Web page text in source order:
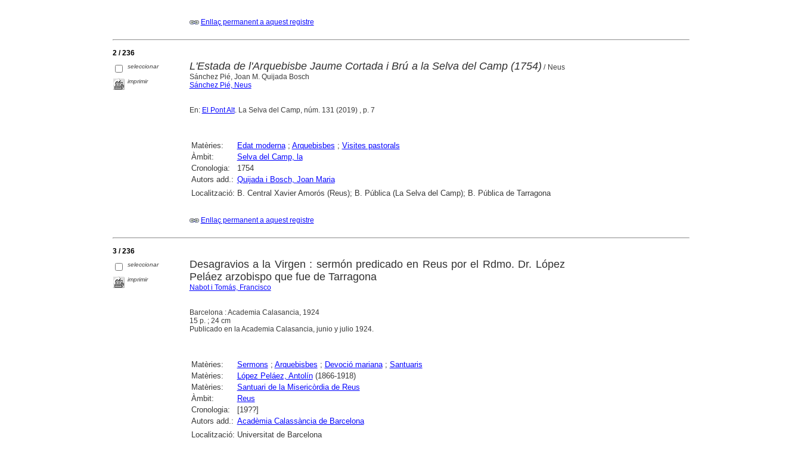
Enllaç permanent a aquest registre
2 / 236
seleccionar
imprimir
L'Estada de l'Arquebisbe Jaume Cortada i Brú a la Selva del Camp (1754) / Neus
Sánchez Pié, Joan M. Quijada Bosch
Sánchez Pié, Neus
En: El Pont Alt. La Selva del Camp, núm. 131 (2019) , p. 7
Matèries: Edat moderna; Arquebisbes ; Visites pastorals
Àmbit:
Selva del Camp, la
Cronologia:
1754
Autors add.: Quijada i Bosch, Joan Maria
Localització: B. Central Xavier Amorós (Reus); B. Pública (La Selva del Camp); B. Pública de Tarragona
Enllaç permanent a aquest registre
3 / 236
seleccionar
imprimir
Desagravios a la Virgen : sermón predicado en Reus por el Rdmo. Dr. López
Peláez arzobispo que fue de Tarragona
Nabot i Tomás, Francisco
Barcelona : Academia Calasancia, 1924
15 p. ; 24 cm
Publicado en la Academia Calasancia, junio y julio 1924.
Matèries: Sermons ; Arquebisbes ; Devoció mariana; Santuaris
Matèries:
López Peláez, Antolín(1866-1918)
Matèries:
Santuari de la Misericòrdia de Reus
Àmbit:
Reus
Cronologia:
[19??]
Autors add.: Acadèmia Calassància de Barcelona
Localització: Universitat de Barcelona